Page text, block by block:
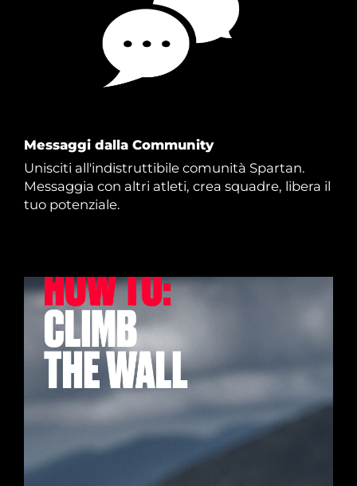
Messaggi dalla Community
Unisciti all'indistruttibile comunità Spartan.
Messaggia con altri atleti, crea squadre, libera il
tuo potenziale.